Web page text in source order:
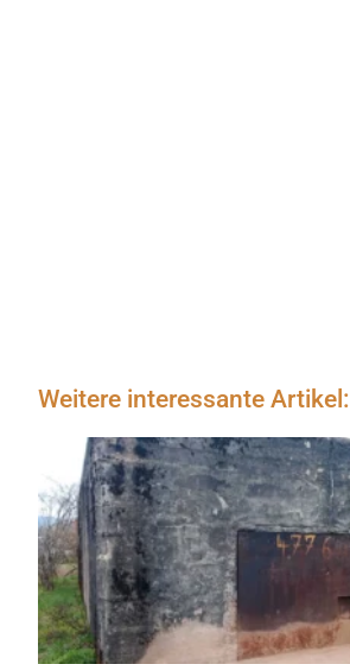
Weitere interessante Artikel: